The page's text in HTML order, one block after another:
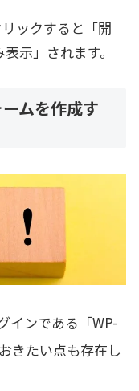
ックすると「開
示」されます。
ムを作成す
インである「WP-
きたい点も存在し